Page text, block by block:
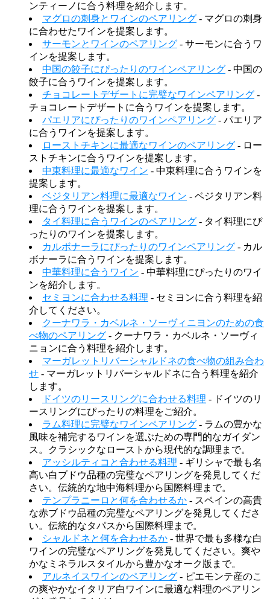
ンティーノに合う料理を紹介します。
マグロの刺身とワインのペアリング - マグロの刺身
に合わせたワインを提案します。
サーモンとワインのペアリング - サーモンに合うワ
インを提案します。
中国の餃子にぴったりのワインペアリング - 中国の
餃子に合うワインを提案します。
チョコレートデザートに完璧なワインペアリング -
チョコレートデザートに合うワインを提案します。
パエリアにぴったりのワインペアリング - パエリア
に合うワインを提案します。
ローストチキンに最適なワインのペアリング - ロー
ストチキンに合うワインを提案します。
中東料理に最適なワイン - 中東料理に合うワインを
提案します。
ベジタリアン料理に最適なワイン - ベジタリアン料
理に合うワインを提案します。
タイ料理に合うワインのペアリング - タイ料理にぴ
ったりのワインを提案します。
カルボナーラにぴったりのワインペアリング - カル
ボナーラに合うワインを提案します。
中華料理に合うワイン - 中華料理にぴったりのワイ
ンを紹介します。
セミヨンに合わせる料理 - セミヨンに合う料理を紹
介してください。
クーナワラ・カベルネ・ソーヴィニヨンのための食
べ物のペアリング - クーナワラ・カベルネ・ソーヴィ
ニョンに合う料理を紹介します。
マーガレットリバーシャルドネの食べ物の組み合わ
せ - マーガレットリバーシャルドネに合う料理を紹介
します。
ドイツのリースリングに合わせる料理 - ドイツのリ
ースリングにぴったりの料理をご紹介。
ラム料理に完璧なワインペアリング - ラムの豊かな
風味を補完するワインを選ぶための専門的なガイダン
ス。クラシックなローストから現代的な調理まで。
アッシルティコと合わせる料理 - ギリシャで最も名
高い白ブドウ品種の完璧なペアリングを発見してくだ
さい。伝統的な地中海料理から国際料理まで。
テンプラニーロと何を合わせるか - スペインの高貴
な赤ブドウ品種の完璧なペアリングを発見してくださ
い。伝統的なタパスから国際料理まで。
シャルドネと何を合わせるか - 世界で最も多様な白
ワインの完璧なペアリングを発見してください。爽や
かなミネラルスタイルから豊かなオーク版まで。
アルネイスワインのペアリング - ピエモンテ産のこ
の爽やかなイタリア白ワインに最適な料理のペアリン